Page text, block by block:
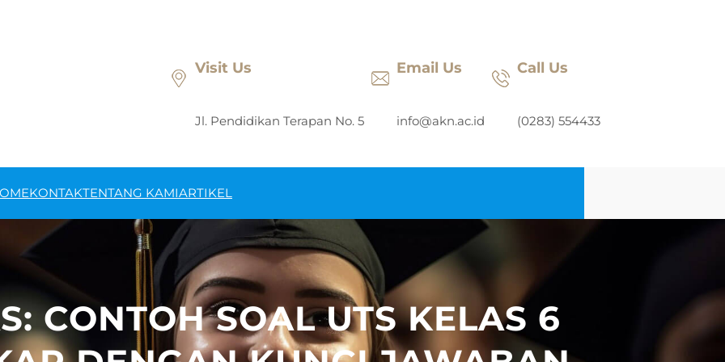
Visit Us
Jl. Pendidikan Terapan No. 5
Email Us
info@akn.ac.id
Call Us
(0283) 554433
KONTAKTENTANG KAMIARTIKEL
CONTOH SOAL UTS KELAS 6